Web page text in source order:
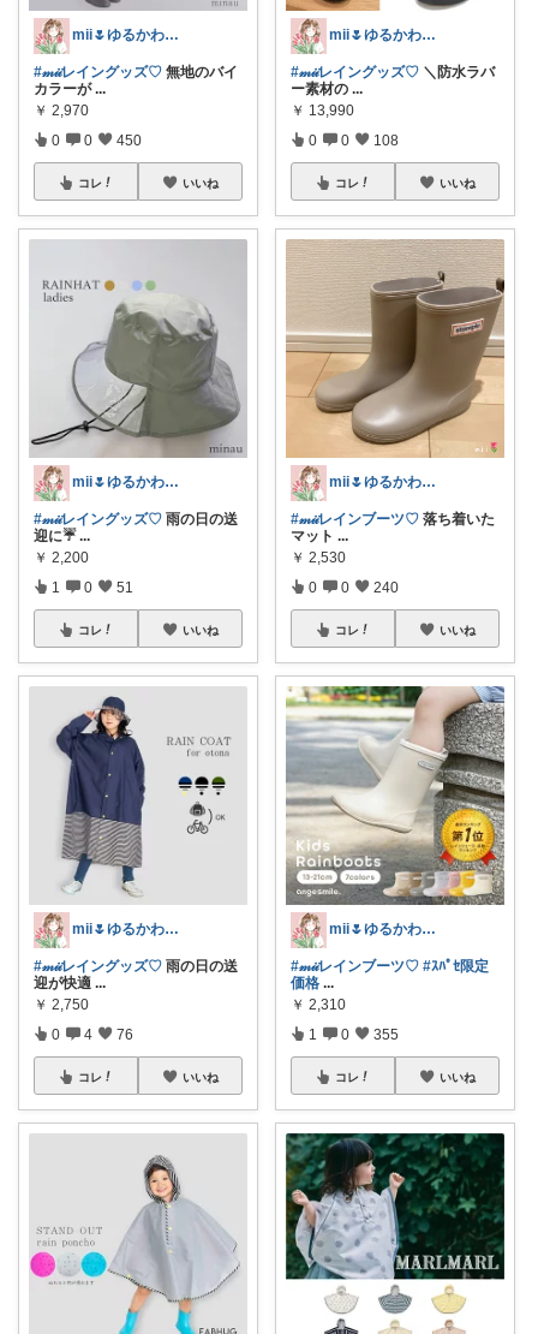
mii🌷ゆるかわアイテム探し🔍🫧
#𝓂𝒾𝒾レイングッズ♡ 無地のバイ
カラーが ...
￥ 2,970
0 0 450
コレ いいね
mii🌷ゆるかわアイテム探し🔍🫧
#𝓂𝒾𝒾レイングッズ♡ 雨の日の送
迎に☔️ ...
￥ 2,200
1 0 51
コレ いいね
mii🌷ゆるかわアイテム探し🔍🫧
#𝓂𝒾𝒾レイングッズ♡ 雨の日の送
迎が快適 ...
￥ 2,750
0 4 76
コレ いいね
mii🌷ゆるかわアイテム探し🔍🫧
#𝓂𝒾𝒾レイングッズ♡ ＼防水ラバ
ー素材の ...
￥ 13,990
0 0 108
コレ いいね
mii🌷ゆるかわアイテム探し🔍🫧
#𝓂𝒾𝒾レインブーツ♡ 落ち着いた
マット ...
￥ 2,530
0 0 240
コレ いいね
mii🌷ゆるかわアイテム探し🔍🫧
#𝓂𝒾𝒾レインブーツ♡ #ｽﾊﾟｾ限定
価格 ...
￥ 2,310
1 0 355
コレ いいね